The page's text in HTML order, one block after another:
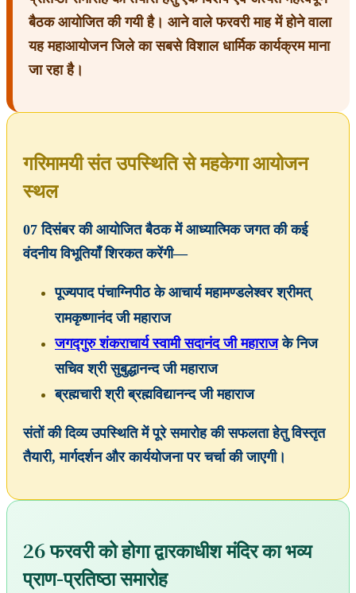
बैठक आयोजित की गयी है। आने वाले फरवरी माह में होने वाला
यह महाआयोजन जिले का सबसे विशाल धार्मिक कार्यक्रम माना
जा रहा है।
गरिमामयी संत उपस्थिति से महकेगा आयोजन
स्थल
07 दिसंबर की आयोजित बैठक में आध्यात्मिक जगत की कई
वंदनीय विभूतियाँ शिरकत करेंगी—
पूज्यपाद पंचाग्निपीठ के आचार्य महामण्डलेश्वर श्रीमत्
रामकृष्णानंद जी महाराज
जगद्गुरु शंकराचार्य स्वामी सदानंद जी महाराजके निज
सचिव श्री सुबुद्धानन्द जी महाराज
ब्रह्मचारी श्री ब्रह्मविद्यानन्द जी महाराज
संतों की दिव्य उपस्थिति में पूरे समारोह की सफलता हेतु विस्तृत
तैयारी, मार्गदर्शन और कार्ययोजना पर चर्चा की जाएगी।
26 फरवरी को होगा द्वारकाधीश मंदिर का भव्य
प्राण-प्रतिष्ठा समारोह